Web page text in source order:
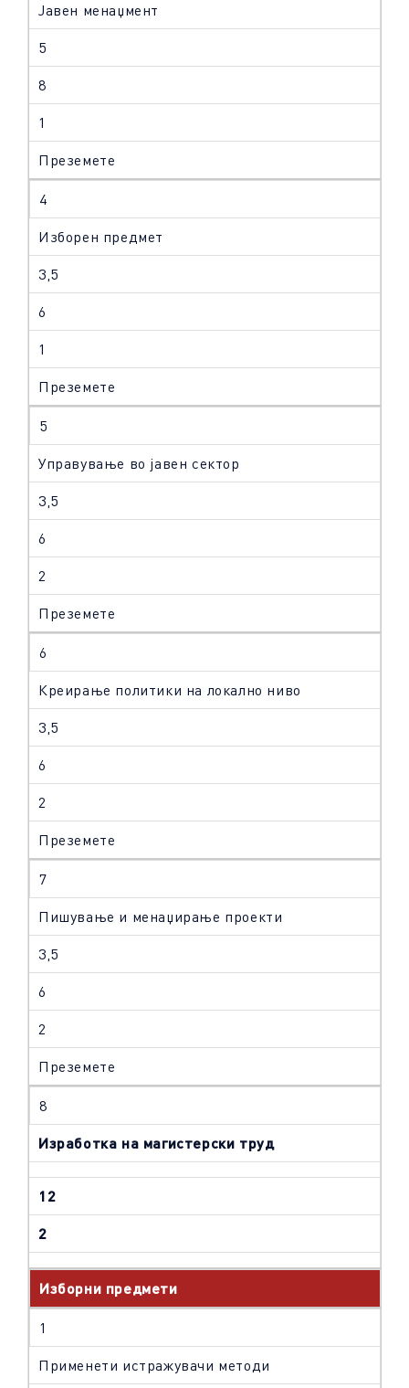
Јавен менаџмент
5
8
1
Преземете
4
Изборен предмет
3,5
6
1
Преземете
5
Управување во јавен сектор
3,5
6
2
Преземете
6
Креирање политики на локално ниво
3,5
6
2
Преземете
7
Пишување и менаџирање проекти
3,5
6
2
Преземете
8
Изработка на магистерски труд
12
2
Изборни предмети
1
Применети истражувачи методи